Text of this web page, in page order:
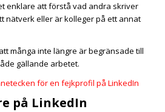
enklare att förstå vad andra skriver
nätverk eller är kolleger på ett annat
många inte längre är begränsade till
gällande arbetet.
för en fejkprofil på LinkedIn
på LinkedIn